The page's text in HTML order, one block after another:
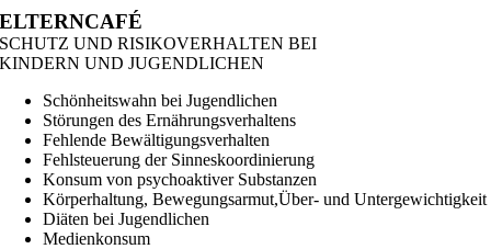
ELTERNCAFÉ
SCHUTZ UND RISIKOVERHALTEN BEI
KINDERN UND JUGENDLICHEN
Schönheitswahn bei Jugendlichen
Störungen des Ernährungsverhaltens
Fehlende Bewältigungsverhalten
Fehlsteuerung der Sinneskoordinierung
Konsum von psychoaktiver Substanzen
Körperhaltung, Bewegungsarmut,Über- und Untergewichtigkeit
Diäten bei Jugendlichen
Medienkonsum